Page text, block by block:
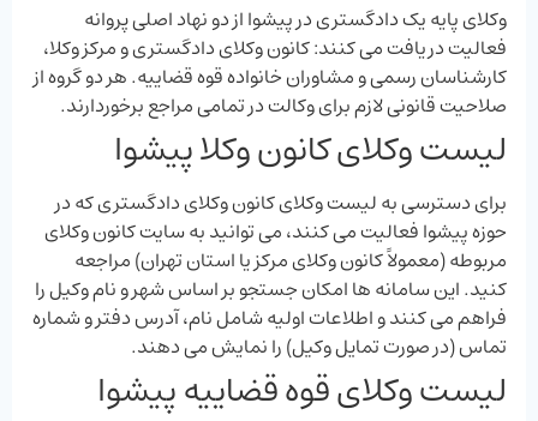
وکلای پایه یک دادگستری در پیشوا از دو نهاد اصلی پروانه
فعالیت دریافت می‌ کنند: کانون وکلای دادگستری و مرکز وکلا،
کارشناسان رسمی و مشاوران خانواده قوه قضاییه. هر دو گروه از
صلاحیت قانونی لازم برای وکالت در تمامی مراجع برخوردارند.
لیست وکلای کانون وکلا پیشوا
برای دسترسی به لیست وکلای کانون وکلای دادگستری که در
حوزه پیشوا فعالیت می ‌کنند، می ‌توانید به سایت کانون وکلای
مربوطه (معمولاً کانون وکلای مرکز یا استان تهران) مراجعه
کنید. این سامانه ‌ها امکان جستجو بر اساس شهر و نام وکیل را
فراهم می ‌کنند و اطلاعات اولیه شامل نام، آدرس دفتر و شماره
تماس (در صورت تمایل وکیل) را نمایش می‌ دهند.
لیست وکلای قوه قضاییه پیشوا